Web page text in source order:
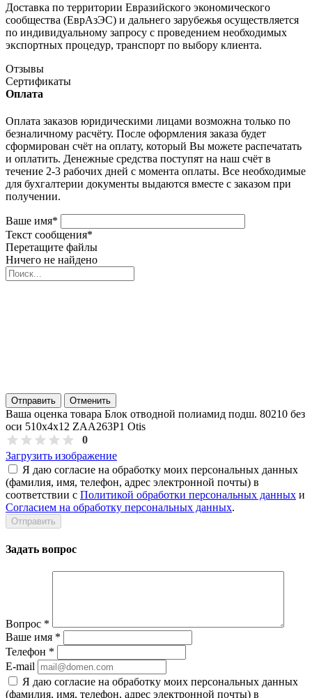
Доставка по территории Евразийского экономического
сообщества (ЕврАзЭС) и дальнего зарубежья осуществляется
по индивидуальному запросу с проведением необходимых
экспортных процедур, транспорт по выбору клиента.
Отзывы
Сертификаты
Оплата
Оплата заказов юридическими лицами возможна только по
безналичному расчёту. После оформления заказа будет
сформирован счёт на оплату, который Вы можете распечатать
и оплатить. Денежные средства поступят на наш счёт в
течение 2-3 рабочих дней с момента оплаты. Все необходимые
для бухгалтерии документы выдаются вместе с заказом при
получении.
Ваше имя*
Текст сообщения*
Перетащите файлы
Ничего не найдено
Отправить Отменить
Ваша оценка товара Блок отводной полиамид подш. 80210 без
оси 510х4х12 ZAA263P1 Otis
0
Загрузить изображение
Я даю согласие на обработку моих персональных данных
(фамилия, имя, телефон, адрес электронной почты) в
соответствии с Политикой обработки персональных данных и
Согласием на обработку персональных данных.
Задать вопрос
Вопрос *
Ваше имя *
Телефон *
E-mail
Я даю согласие на обработку моих персональных данных
(фамилия, имя, телефон, адрес электронной почты) в